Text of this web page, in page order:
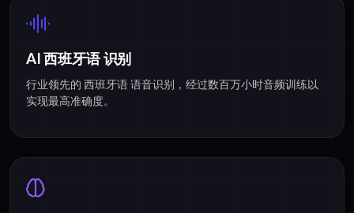
AI 西班牙语 识别
行业领先的 西班牙语 语音识别，经过数百万小时音频训练以
实现最高准确度。